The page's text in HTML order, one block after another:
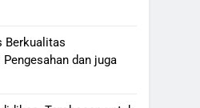
Berkualitas
dan juga